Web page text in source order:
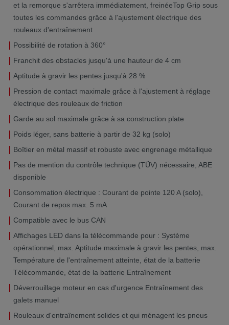
et la remorque s'arrêtera immédiatement, freinéeTop Grip sous
toutes les commandes grâce à l'ajustement électrique des
rouleaux d'entraînement
Possibilité de rotation à 360°
Franchit des obstacles jusqu'à une hauteur de 4 cm
Aptitude à gravir les pentes jusqu'à 28 %
Pression de contact maximale grâce à l'ajustement à réglage
électrique des rouleaux de friction
Garde au sol maximale grâce à sa construction plate
Poids léger, sans batterie à partir de 32 kg (solo)
Boîtier en métal massif et robuste avec engrenage métallique
Pas de mention du contrôle technique (TÜV) nécessaire, ABE
disponible
Consommation électrique : Courant de pointe 120 A (solo),
Courant de repos max. 5 mA
Compatible avec le bus CAN
Affichages LED dans la télécommande pour : Système
opérationnel, max. Aptitude maximale à gravir les pentes, max.
Température de l'entraînement atteinte, état de la batterie
Télécommande, état de la batterie Entraînement
Déverrouillage moteur en cas d'urgence Entraînement des
galets manuel
Rouleaux d'entraînement solides et qui ménagent les pneus